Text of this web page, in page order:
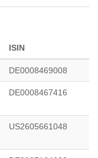
ISIN
DE0008469008
DE0008467416
US2605661048